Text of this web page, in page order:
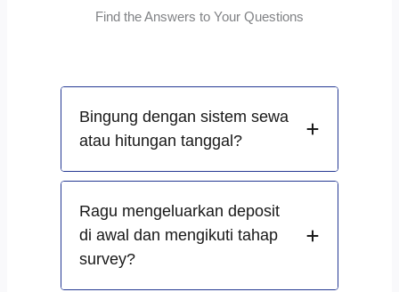
Find the Answers to Your Questions
Bingung dengan sistem sewa
atau hitungan tanggal?
Ragu mengeluarkan deposit
di awal dan mengikuti tahap
survey?